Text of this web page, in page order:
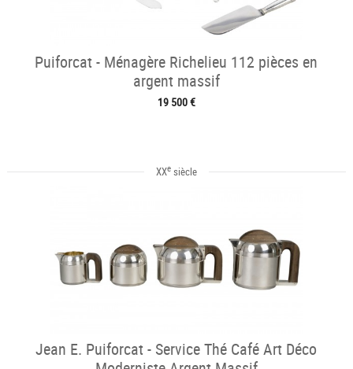
Puiforcat - Ménagère Richelieu 112 pièces en
argent massif
19 500 €
XXesiècle
Jean E. Puiforcat - Service Thé Café Art Déco